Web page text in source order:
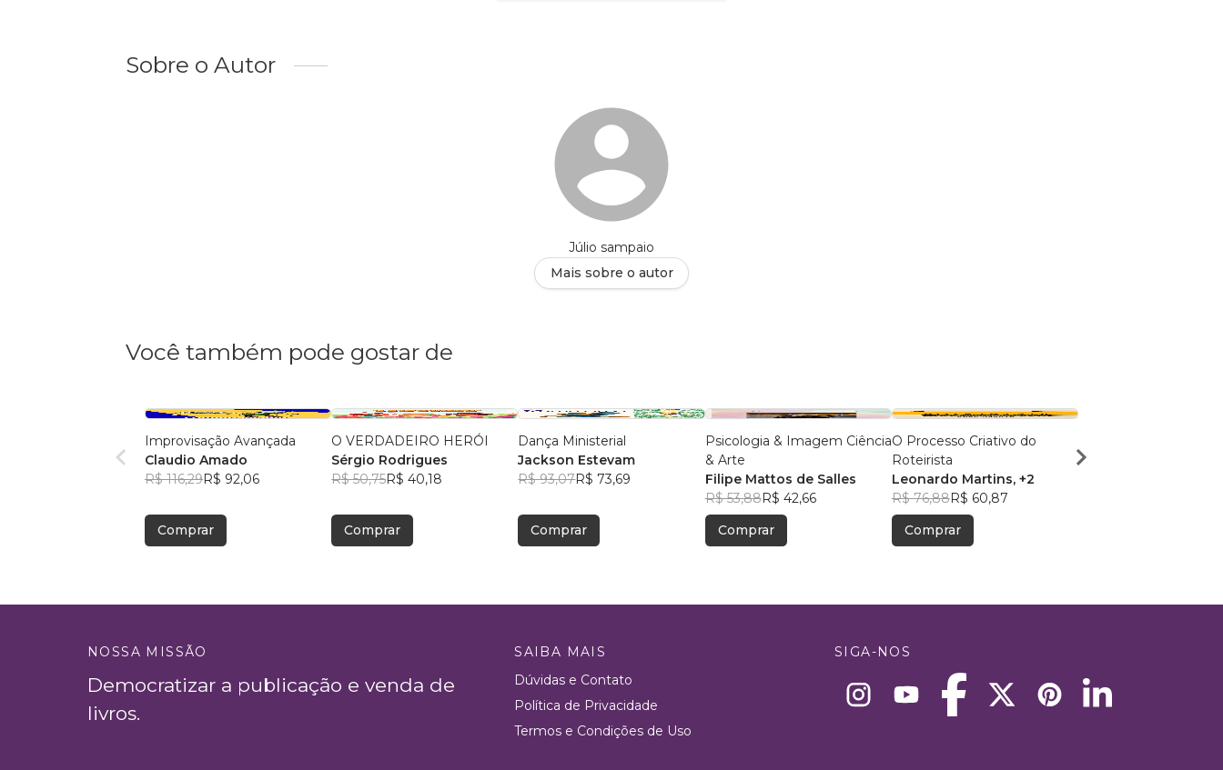
Sobre o Autor
Júlio sampaio
Mais sobre o autor
Você também pode gostar de
Improvisação Avançada
Claudio Amado
R$ 116,29R$ 92,06
Comprar
O VERDADEIRO HERÓI
Sérgio Rodrigues
R$ 50,75R$ 40,18
Comprar
Dança Ministerial
Jackson Estevam
R$ 93,07R$ 73,69
Comprar
Psicologia & Imagem Ciência
& Arte
Filipe Mattos de Salles
R$ 53,88R$ 42,66
Comprar
O Processo Criativo do
Roteirista
Leonardo Martins, +2
R$ 76,88R$ 60,87
Comprar
Debora Fontes
NOSSA MISSÃO
Democratizar a publicação e venda de
livros.
SAIBA MAIS
Dúvidas e Contato
Política de Privacidade
Termos e Condições de Uso
SIGA-NOS